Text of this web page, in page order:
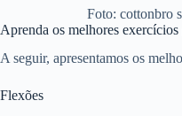
Foto: cottonbro
Aprenda os melhores exercícios
A seguir, apresentamos os
Flexões